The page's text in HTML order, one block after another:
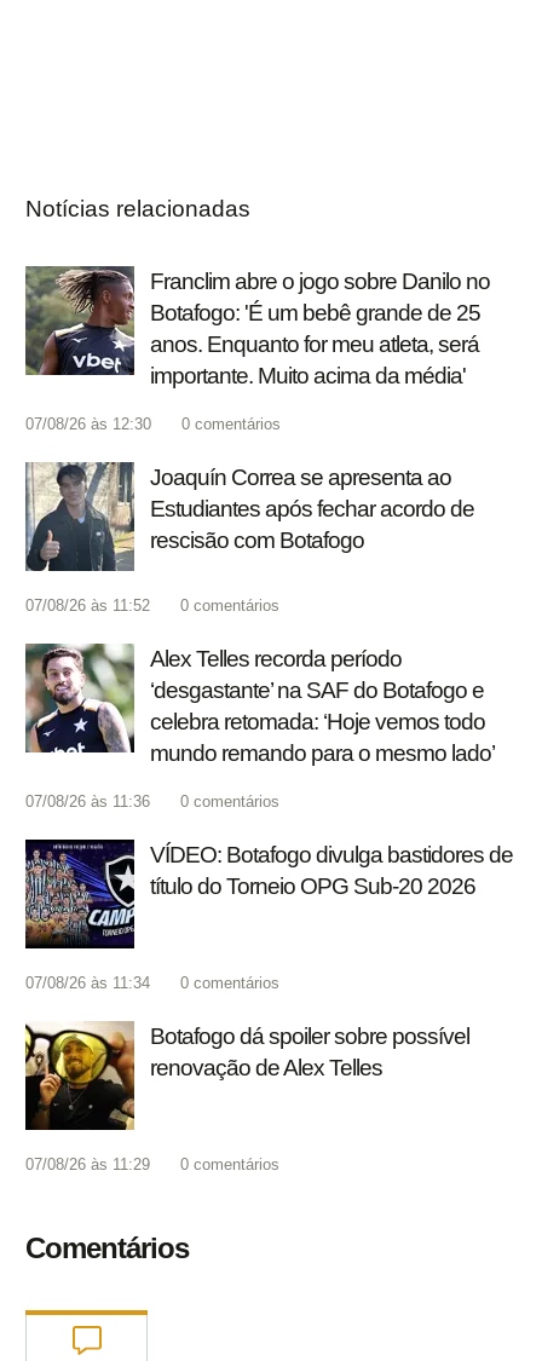
Notícias relacionadas
Franclim abre o jogo sobre Danilo no
Botafogo: 'É um bebê grande de 25
anos. Enquanto for meu atleta, será
importante. Muito acima da média'
07/08/26 às 12:30 0 comentários
Joaquín Correa se apresenta ao
Estudiantes após fechar acordo de
rescisão com Botafogo
07/08/26 às 11:52 0 comentários
Alex Telles recorda período
‘desgastante’ na SAF do Botafogo e
celebra retomada: ‘Hoje vemos todo
mundo remando para o mesmo lado’
07/08/26 às 11:36 0 comentários
VÍDEO: Botafogo divulga bastidores de
título do Torneio OPG Sub-20 2026
07/08/26 às 11:34 0 comentários
Botafogo dá spoiler sobre possível
renovação de Alex Telles
07/08/26 às 11:29 0 comentários
Comentários